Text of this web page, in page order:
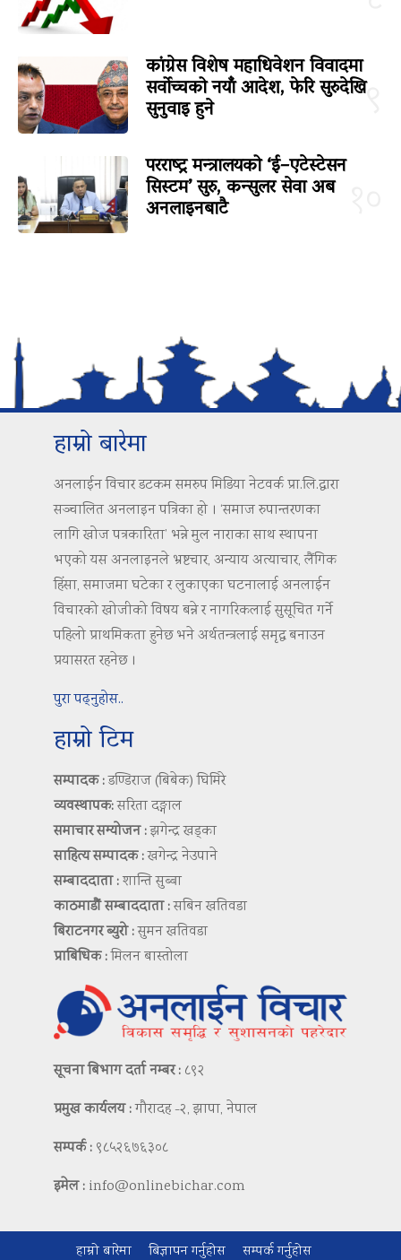
९
कांग्रेस विशेष महाधिवेशन विवादमा
सर्वोच्चको नयाँ आदेश, फेरि सुरुदेखि
सुनुवाइ हुने
परराष्ट्र मन्त्रालयको ‘ई–एटेस्टेसन
सिस्टम’ सुरु, कन्सुलर सेवा अब
अनलाइनबाटै
हाम्रो बारेमा
अनलाईन विचार डटकम समरुप मिडिया नेटवर्क प्रा.लि.द्वारा
सञ्चालित अनलाइन पत्रिका हो । ‘समाज रुपान्तरणका
लागि खोज पत्रकारिता’ भन्ने मुल नाराका साथ स्थापना
भएको यस अनलाइनले भ्रष्टचार, अन्याय अत्याचार, लैंगिक
हिंसा, समाजमा घटेका र लुकाएका घटनालाई अनलाईन
विचारको खोजीको विषय बन्ने र नागरिकलाई सुसूचित गर्ने
पहिलो प्राथमिकता हुनेछ भने अर्थतन्त्रलाई समृद्ध बनाउन
प्रयासरत रहनेछ ।
पुरा पढ्नुहोस..
हाम्रो टिम
सम्पादक :डण्डिराज (बिबेक) घिमिरे
व्यवस्थापक:सरिता दङ्गाल
समाचार सम्योजन :झगेन्द्र खड्का
साहित्य सम्पादक :खगेन्द्र नेउपाने
सम्बाददाता :शान्ति सुब्बा
काठमाडौं सम्बाददाता :सबिन खतिवडा
बिराटनगर ब्युरो :सुमन खतिवडा
प्राबिधिक :मिलन बास्तोला
सूचना बिभाग दर्ता नम्बर : ८९२
प्रमुख कार्यलय :गौरादह -२, झापा, नेपाल
सम्पर्क : ९८५२६७६३०८
इमेल : info@onlinebichar.com
हाम्रो बारेमा बिज्ञापन गर्नुहोस सम्पर्क गर्नुहोस